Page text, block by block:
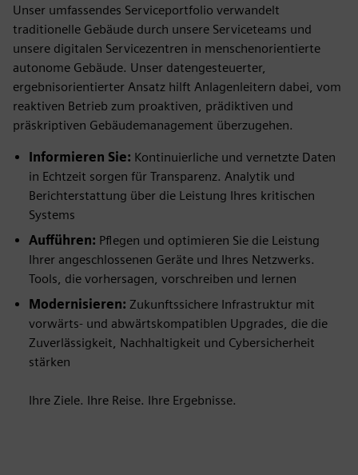
Unser umfassendes Serviceportfolio verwandelt
traditionelle Gebäude durch unsere Serviceteams und
unsere digitalen Servicezentren in menschenorientierte
autonome Gebäude. Unser datengesteuerter,
ergebnisorientierter Ansatz hilft Anlagenleitern dabei, vom
reaktiven Betrieb zum proaktiven, prädiktiven und
präskriptiven Gebäudemanagement überzugehen.
Informieren Sie: Kontinuierliche und vernetzte Daten
in Echtzeit sorgen für Transparenz. Analytik und
Berichterstattung über die Leistung Ihres kritischen
Systems
Aufführen: Pflegen und optimieren Sie die Leistung
Ihrer angeschlossenen Geräte und Ihres Netzwerks.
Tools, die vorhersagen, vorschreiben und lernen
Modernisieren: Zukunftssichere Infrastruktur mit
vorwärts- und abwärtskompatiblen Upgrades, die die
Zuverlässigkeit, Nachhaltigkeit und Cybersicherheit
stärken
Ihre Ziele. Ihre Reise. Ihre Ergebnisse.